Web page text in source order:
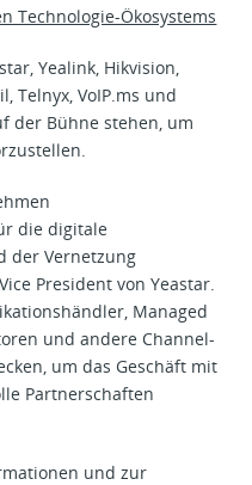
Technologie-Ökosystems
Yealink, Hikvision,
Telnyx, VoIP.ms und
der Bühne stehen, um
die digitale
der Vernetzung
President von Yeastar.
Managed
und andere Channel-
um das Geschäft mit
Partnerschaften
und zur